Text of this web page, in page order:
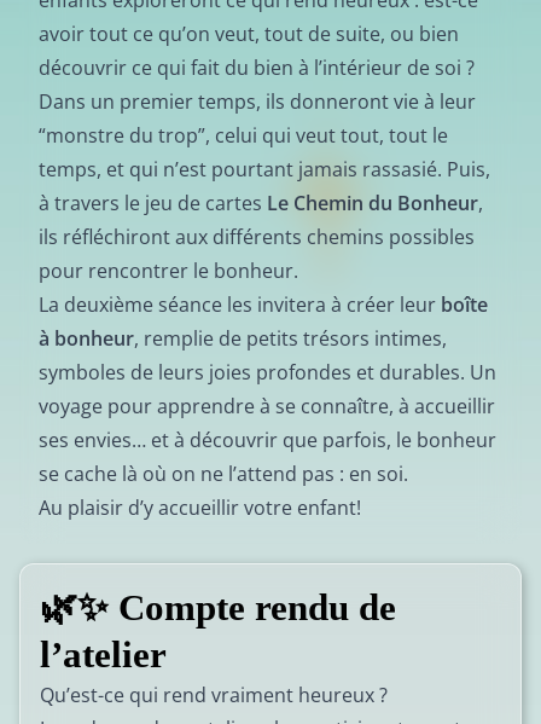
avoir tout ce qu’on veut, tout de suite, ou bien
découvrir ce qui fait du bien à l’intérieur de soi ?
Dans un premier temps, ils donneront vie à leur
“monstre du trop”, celui qui veut tout, tout le
temps, et qui n’est pourtant jamais rassasié. Puis,
à travers le jeu de cartes Le Chemin du Bonheur,
ils réfléchiront aux différents chemins possibles
pour rencontrer le bonheur.
La deuxième séance les invitera à créer leur boîte
à bonheur, remplie de petits trésors intimes,
symboles de leurs joies profondes et durables. Un
voyage pour apprendre à se connaître, à accueillir
ses envies… et à découvrir que parfois, le bonheur
se cache là où on ne l’attend pas : en soi.
Au plaisir d’y accueillir votre enfant!
🌿✨ Compte rendu de
l’atelier
Qu’est-ce qui rend vraiment heureux ?